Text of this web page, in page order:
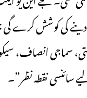
دینے کی کوشش کرے
سماجی انصاف،
سائنسی نقطہ نظر”۔